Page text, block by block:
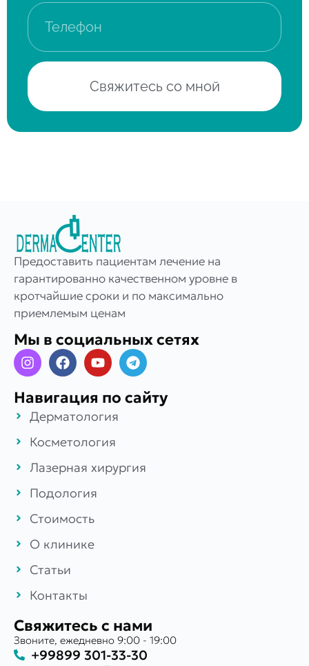
Свяжитесь со мной
Предоставить пациентам лечение на
гарантированно качественном уровне в
кротчайшие сроки и по максимально
приемлемым ценам
Мы в социальных сетях
Навигация по сайту
Дерматология
Косметология
Лазерная хирургия
Подология
Стоимость
О клинике
Статьи
Контакты
Свяжитесь с нами
Звоните, ежедневно 9:00 - 19:00
+99899 301-33-30